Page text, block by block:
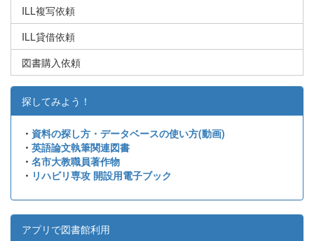
ILL複写依頼
ILL貸借依頼
図書購入依頼
探してみよう！
・ 資料の探し方・データベースの使い方(動画)
・ 英語論文執筆関連図書
・ 名市大教職員著作物
・ リハビリ専攻 開設用電子ブック
アプリで図書館利用